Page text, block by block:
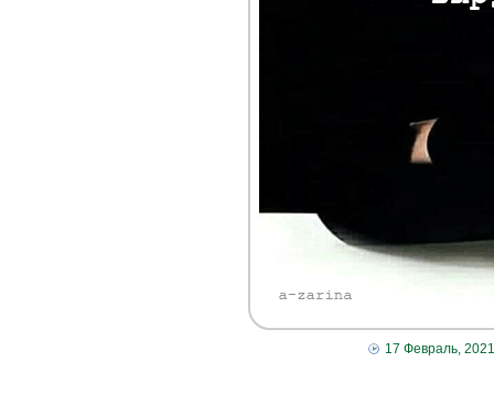
17 Февраль, 2021